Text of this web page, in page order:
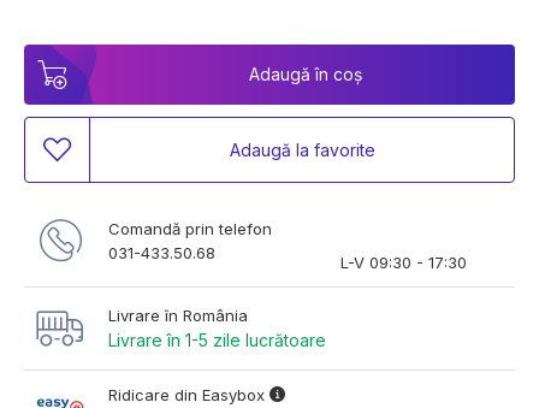
Adaugă în coș
Adaugă la favorite
Comandă prin telefon
031-433.50.68
L-V 09:30 - 17:30
Livrare în România
Livrare în 1-5 zile lucrătoare
Ridicare din Easybox